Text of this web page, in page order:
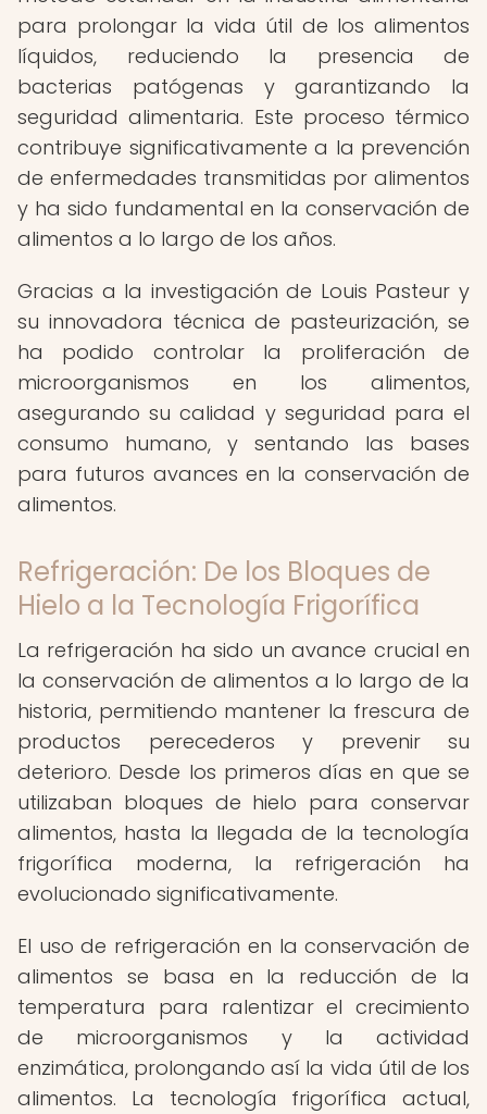
para prolongar la vida útil de los alimentos
líquidos, reduciendo la presencia de
bacterias patógenas y garantizando la
seguridad alimentaria. Este proceso térmico
contribuye significativamente a la prevención
de enfermedades transmitidas por alimentos
y ha sido fundamental en la conservación de
alimentos a lo largo de los años.
Gracias a la investigación de Louis Pasteur y
su innovadora técnica de pasteurización, se
ha podido controlar la proliferación de
microorganismos en los alimentos,
asegurando su calidad y seguridad para el
consumo humano, y sentando las bases
para futuros avances en la conservación de
alimentos.
Refrigeración: De los Bloques de
Hielo a la Tecnología Frigorífica
La refrigeración ha sido un avance crucial en
la conservación de alimentos a lo largo de la
historia, permitiendo mantener la frescura de
productos perecederos y prevenir su
deterioro. Desde los primeros días en que se
utilizaban bloques de hielo para conservar
alimentos, hasta la llegada de la tecnología
frigorífica moderna, la refrigeración ha
evolucionado significativamente.
El uso de refrigeración en la conservación de
alimentos se basa en la reducción de la
temperatura para ralentizar el crecimiento
de microorganismos y la actividad
enzimática, prolongando así la vida útil de los
alimentos. La tecnología frigorífica actual,